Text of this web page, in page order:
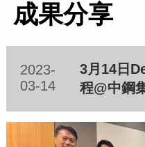
成果分享
2023-
03-14
3月14日
程@中鋼